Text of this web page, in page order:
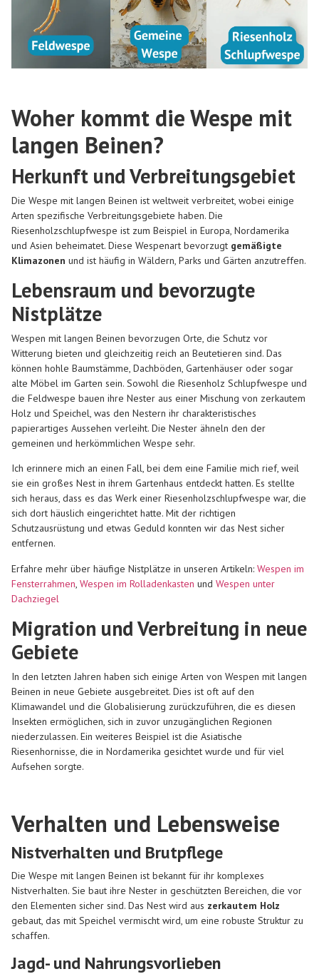
Woher kommt die Wespe mit
langen Beinen?
Herkunft und Verbreitungsgebiet
Die Wespe mit langen Beinen ist weltweit verbreitet, wobei einige
Arten spezifische Verbreitungsgebiete haben. Die
Riesenholzschlupfwespe ist zum Beispiel in Europa, Nordamerika
und Asien beheimatet. Diese Wespenart bevorzugt gemäßigte
Klimazonen und ist häufig in Wäldern, Parks und Gärten anzutreffen.
Lebensraum und bevorzugte
Nistplätze
Wespen mit langen Beinen bevorzugen Orte, die Schutz vor
Witterung bieten und gleichzeitig reich an Beutetieren sind. Das
können hohle Baumstämme, Dachböden, Gartenhäuser oder sogar
alte Möbel im Garten sein. Sowohl die Riesenholz Schlupfwespe und
die Feldwespe bauen ihre Nester aus einer Mischung von zerkautem
Holz und Speichel, was den Nestern ihr charakteristisches
papierartiges Aussehen verleiht. Die Nester ähneln den der
gemeinen und herkömmlichen Wespe sehr.
Ich erinnere mich an einen Fall, bei dem eine Familie mich rief, weil
sie ein großes Nest in ihrem Gartenhaus entdeckt hatten. Es stellte
sich heraus, dass es das Werk einer Riesenholzschlupfwespe war, die
sich dort häuslich eingerichtet hatte. Mit der richtigen
Schutzausrüstung und etwas Geduld konnten wir das Nest sicher
entfernen.
Erfahre mehr über häufige Nistplätze in unseren Artikeln: Wespen im
Fensterrahmen, Wespen im Rolladenkasten und Wespen unter
Dachziegel
Migration und Verbreitung in neue
Gebiete
In den letzten Jahren haben sich einige Arten von Wespen mit langen
Beinen in neue Gebiete ausgebreitet. Dies ist oft auf den
Klimawandel und die Globalisierung zurückzuführen, die es diesen
Insekten ermöglichen, sich in zuvor unzugänglichen Regionen
niederzulassen. Ein weiteres Beispiel ist die Asiatische
Riesenhornisse, die in Nordamerika gesichtet wurde und für viel
Aufsehen sorgte.
Verhalten und Lebensweise
Nistverhalten und Brutpflege
Die Wespe mit langen Beinen ist bekannt für ihr komplexes
Nistverhalten. Sie baut ihre Nester in geschützten Bereichen, die vor
den Elementen sicher sind. Das Nest wird aus zerkautem Holz
gebaut, das mit Speichel vermischt wird, um eine robuste Struktur zu
schaffen.
Jagd- und Nahrungsvorlieben